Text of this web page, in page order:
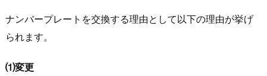
ナンバープレートを交換する理由として以下の理由が挙げ
られます。
⑴変更